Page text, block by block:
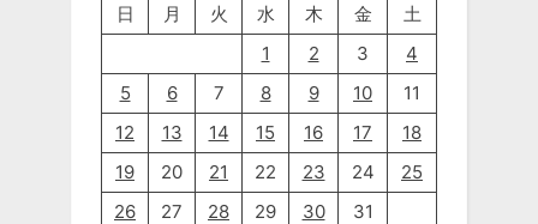
日
月 火 水 木 金
土
1
2 3
4
5
6 7 8 9 10
11
12
13 14 15 16 17
18
19
20 21 22 23 24
25
26
27 28 29 30
31